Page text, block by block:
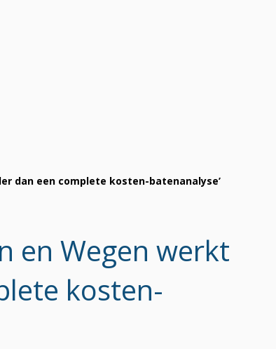
dan een complete kosten-batenanalyse’
en Wegen werkt
kosten-